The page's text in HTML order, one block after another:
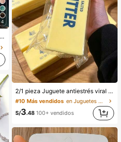
4
2/1 pieza Juguete antiestrés viral de mantequilla suave y lindo de gran tamaño, juguete de alivio del estrés, estimulación sensorial, pelota antiestrés, adecuado como regalo de Pascua, cumpleaños, graduación, favor de fiesta, suministros para despedida de soltera, estilo dumpling de rebote lento, estético, regalo de Navidad
#10 Más vendidos
en Juguetes para apretar para adolescentes
S/3.48 100+ vendidos